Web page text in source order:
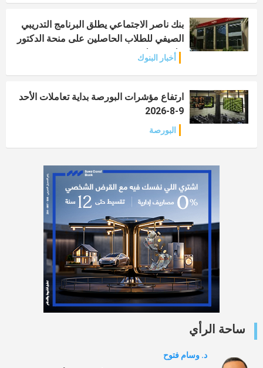
بنك ناصر الاجتماعي يطلق البرنامج التدريبي
الصيفي للطلاب الحاصلين على منحة الدكتور
علي مصيلحي
أخبار البنوك
ارتفاع مؤشرات البورصة بداية تعاملات الأحد
9-8-2026
البورصة
ساحة الرأي
د. وسام فتوح